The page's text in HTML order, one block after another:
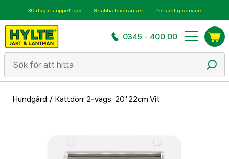
30 dagars öppet köp Snabba leveranser Personlig service
0345 - 400 00
Hundgård / Kattdörr 2-vägs, 20*22cm Vit